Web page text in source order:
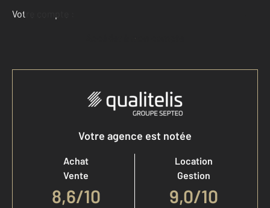
Votre compte :
Accéder à mon compte
Votre agence est notée
Achat
Vente
8,6/10
Location
Gestion
9,0/10